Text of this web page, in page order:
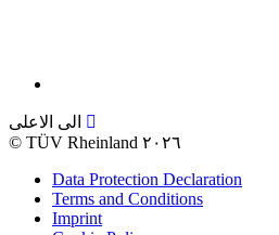
الى الاعلى
©
TÜV Rheinland ٢٠٢٦
Data Protection Declaration
Terms and Conditions
Imprint